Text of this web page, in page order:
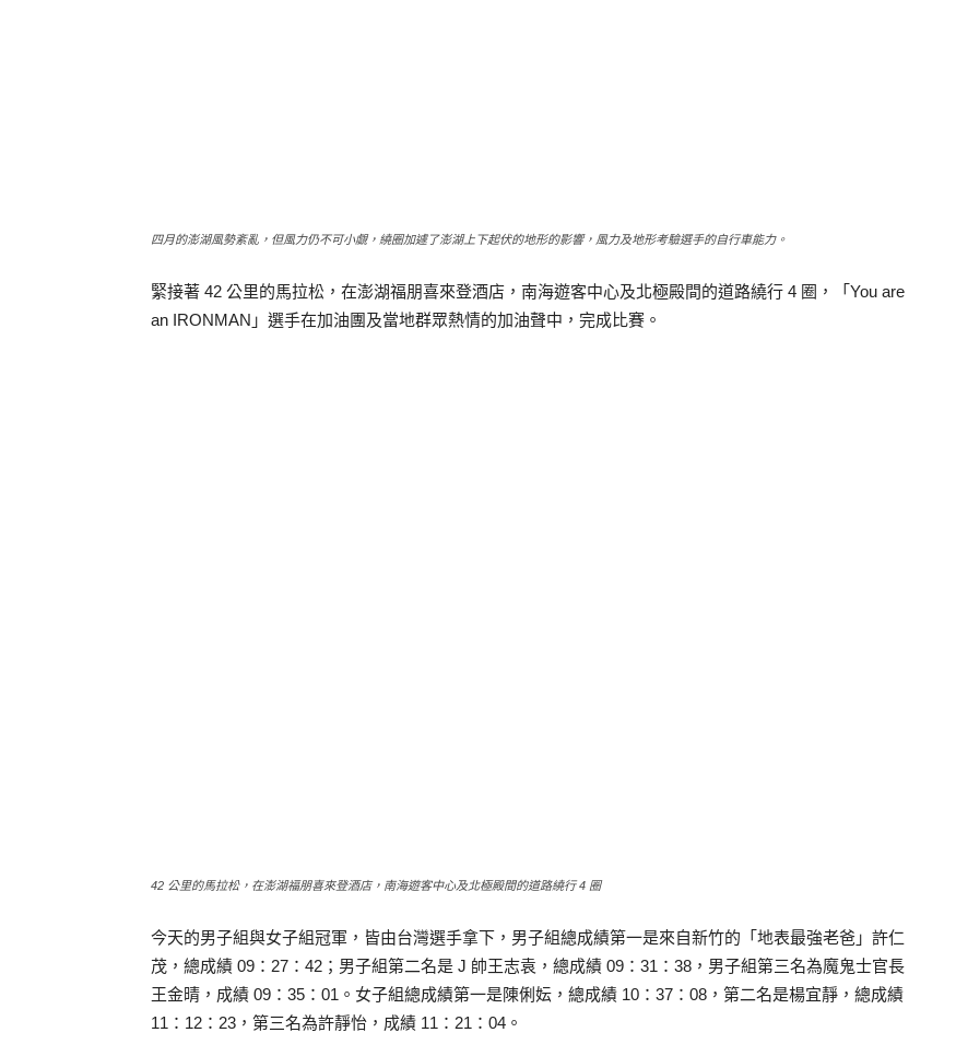
四月的澎湖風勢紊亂，但風力仍不可小覷，繞圈加遽了澎湖上下起伏的地形的影響，風力及地形考驗選手的自行車能力。
緊接著 42 公里的馬拉松，在澎湖福朋喜來登酒店，南海遊客中心及北極殿間的道路繞行 4 圈，「You are
an IRONMAN」選手在加油團及當地群眾熱情的加油聲中，完成比賽。
42 公里的馬拉松，在澎湖福朋喜來登酒店，南海遊客中心及北極殿間的道路繞行 4 圈
今天的男子組與女子組冠軍，皆由台灣選手拿下，男子組總成績第一是來自新竹的「地表最強老爸」許仁
茂，總成績 09：27：42；男子組第二名是 J 帥王志袁，總成績 09：31：38，男子組第三名為魔鬼士官長
王金晴，成績 09：35：01。女子組總成績第一是陳俐妘，總成績 10：37：08，第二名是楊宜靜，總成績
11：12：23，第三名為許靜怡，成績 11：21：04。